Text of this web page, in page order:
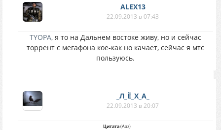
ALEX13
22.09.2013 в 07:43
TYOPA, я то на Дальнем востоке живу, но и сейчас
торрент с мегафона кое-как но качает, сейчас я мтс
пользуюсь.
_Л_Ё_Х_А_
22.09.2013 в 20:07
Цитата(Aaz)